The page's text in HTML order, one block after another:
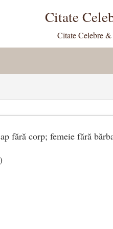
Citate
Citate Celebre
fără corp; femeie fără